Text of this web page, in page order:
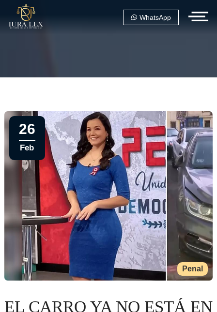
WhatsApp
Penal
26
Feb
EL CARRO YA NO ESTÁ EN